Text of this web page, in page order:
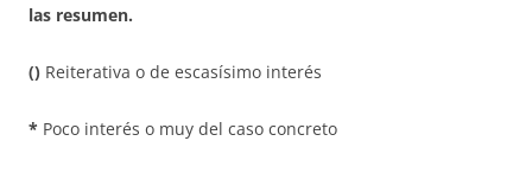
las resumen.
() Reiterativa o de escasísimo interés
* Poco interés o muy del caso concreto